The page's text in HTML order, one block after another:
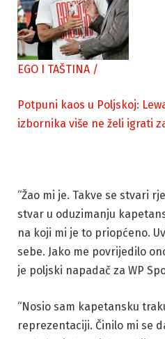
EGO I TAŠTINA /
Potpuni kaos u Poljskoj:
izbornika više ne želi igrati
“Žao mi je. Takve se stvari
stvar u oduzimanju
na koji mi je to priopćeno.
sebe. Jako me povrijedilo
je poljski napadač za WP
“Nosio sam kapetansku
reprezentaciji. Činilo mi se